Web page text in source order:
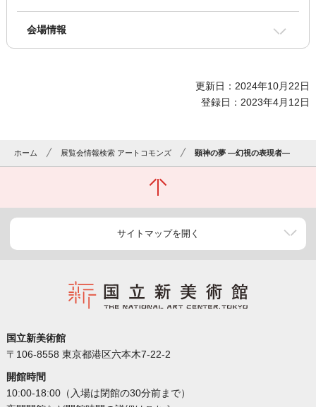
会場情報
更新日：2024年10月22日
登録日：2023年4月12日
ホーム 展覧会情報検索 アートコモンズ 顕神の夢 ―幻視の表現者―
サイトマップを開く
国立新美術館
〒106-8558 東京都港区六本木7-22-2
開館時間
10:00-18:00（入場は閉館の30分前まで）